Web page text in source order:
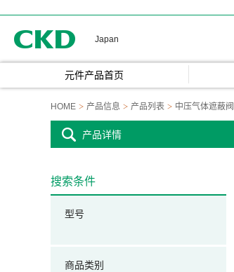
Japan
元件产品首页
HOME 产品信息 产品列表 中压气体遮蔽阀
产品详情
搜索条件
型号
商品类别